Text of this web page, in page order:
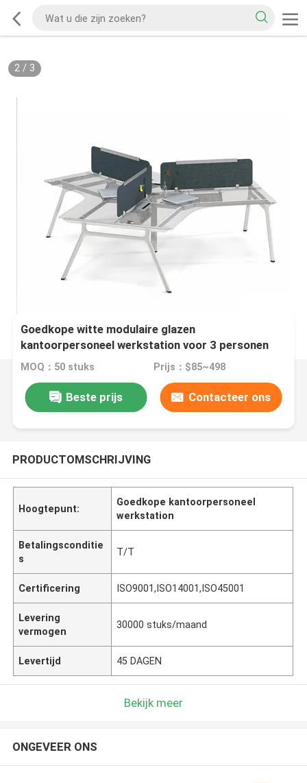
2/ 3
Goedkope witte modulaire glazen
kantoorpersoneel werkstation voor 3 personen
MOQ：50 stuks Prijs：$85~498
Beste prijs Contacteer ons
PRODUCTOMSCHRIJVING
Hoogtepunt:
Goedkope kantoorpersoneel
werkstation
Betalingsconditie
s
T/T
Certificering ISO9001,ISO14001,ISO45001
Levering
vermogen
30000 stuks/maand
Levertijd 45 DAGEN
Bekijk meer
ONGEVEER ONS